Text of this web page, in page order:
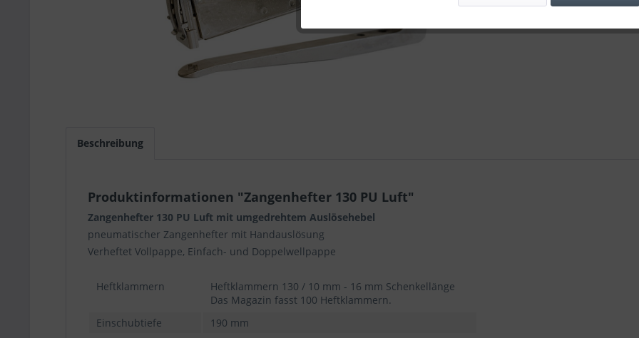
Beschreibung
Produktinformationen "Zangenhefter 130 PU Luft"
Zangenhefter 130 PU Luft mit umgedrehtem Auslösehebel
pneumatischer Zangenhefter mit Handauslösung
Verheftet Vollpappe, Einfach- und Doppelwellpappe
Heftklammern
Heftklammern 130 / 10 mm - 16 mm Schenkellänge
Das Magazin fasst 100 Heftklammern.
Einschubtiefe
190 mm